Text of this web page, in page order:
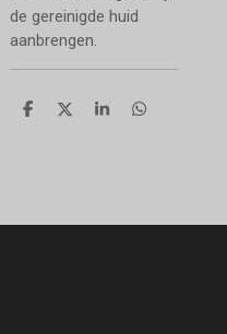
de gereinigde huid
aanbrengen.
D
D
S
D